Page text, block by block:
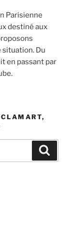
Parisienne
destiné aux
situation. Du
en passant par